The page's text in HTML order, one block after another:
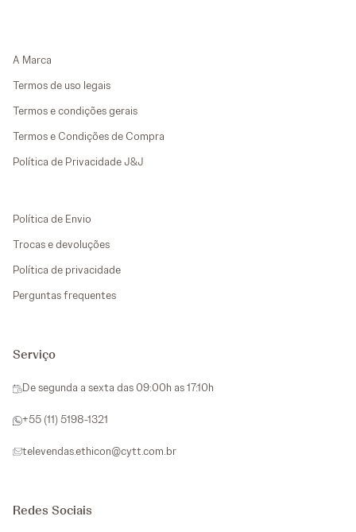
A Marca
Termos de uso legais
Termos e condições gerais
Termos e Condições de Compra
Política de Privacidade J&J
Política de Envio
Trocas e devoluções
Política de privacidade
Perguntas frequentes
Serviço
De segunda a sexta das 09:00h as 17:10h
+55 (11) 5198-1321
televendas.ethicon@cytt.com.br
Redes Sociais